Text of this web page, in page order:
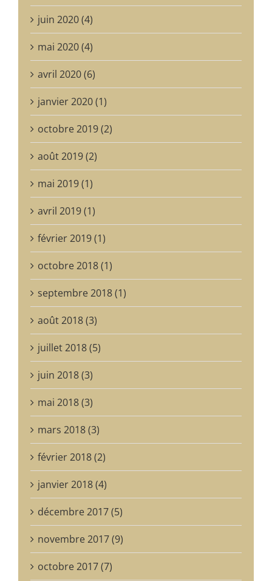
juin 2020 (4)
mai 2020 (4)
avril 2020 (6)
janvier 2020 (1)
octobre 2019 (2)
août 2019 (2)
mai 2019 (1)
avril 2019 (1)
février 2019 (1)
octobre 2018 (1)
septembre 2018 (1)
août 2018 (3)
juillet 2018 (5)
juin 2018 (3)
mai 2018 (3)
mars 2018 (3)
février 2018 (2)
janvier 2018 (4)
décembre 2017 (5)
novembre 2017 (9)
octobre 2017 (7)